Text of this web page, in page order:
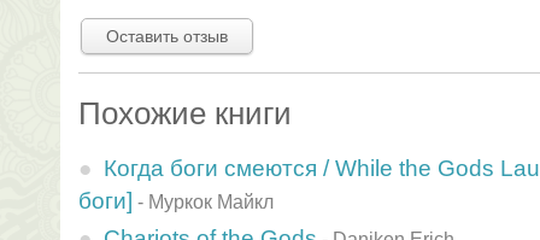
Оставить отзыв
Похожие книги
Когда боги смеются / While the Gods
боги] - Муркок Майкл